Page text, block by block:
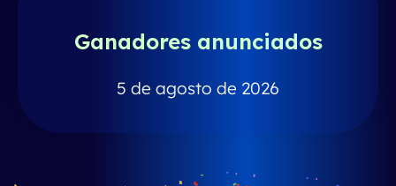
Ganadores anunciados
5 de agosto de 2026